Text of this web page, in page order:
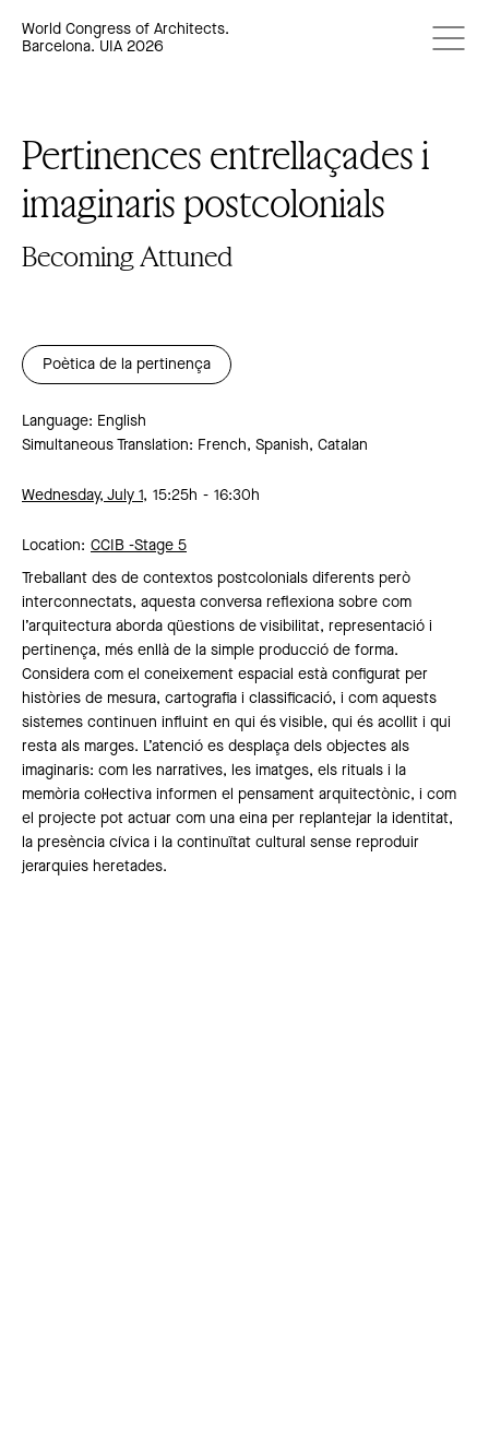
World Congress of Architects.
Barcelona. UIA 2026
Pertinences entrellaçades i
imaginaris postcolonials
Becoming Attuned
Poètica de la pertinença
Language: English
Simultaneous Translation: French, Spanish, Catalan
Wednesday, July 1, 15:25h 16:30h
Location: CCIB -Stage 5
Treballant des de contextos postcolonials diferents però
interconnectats, aquesta conversa reflexiona sobre com
l’arquitectura aborda qüestions de visibilitat, representació i
pertinença, més enllà de la simple producció de forma.
Considera com el coneixement espacial està configurat per
històries de mesura, cartografia i classificació, i com aquests
sistemes continuen influint en qui és visible, qui és acollit i qui
resta als marges. L’atenció es desplaça dels objectes als
imaginaris: com les narratives, les imatges, els rituals i la
memòria col·lectiva informen el pensament arquitectònic, i com
el projecte pot actuar com una eina per replantejar la identitat,
la presència cívica i la continuïtat cultural sense reproduir
jerarquies heretades.